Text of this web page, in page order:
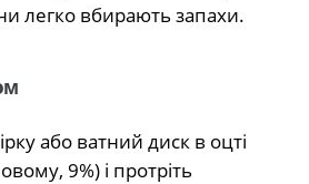
легко вбирають запахи.
або ватний диск в оцті
9%) і протріть